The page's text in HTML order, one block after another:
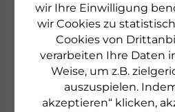
wir Ihre Einwilligung
wir Cookies zu
Cookies von
verarbeiten Ihre Daten
Weise, um z.B.
auszuspielen.
akzeptieren“ klicken,
MED+ Anti
sofort lieferbar
zum Produkt